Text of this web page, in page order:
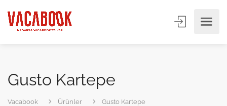
Gusto Kartepe
Vacabook Ürünler Gusto Kartepe